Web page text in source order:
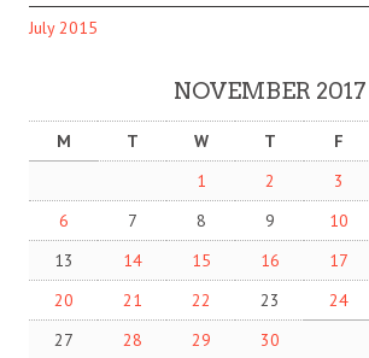
July 2015
NOVEMBER 2017
M T W T F
1
2 3
6
7 8 9 10
13
14 15 16 17
20
21 22 23 24
27
28 29 30